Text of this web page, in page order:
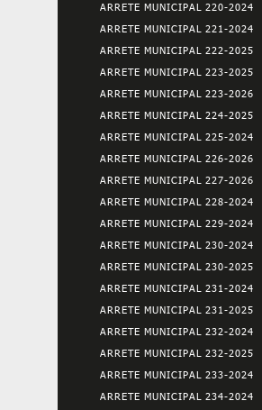
ARRETE MUNICIPAL 220-2024
ARRETE MUNICIPAL 221-2024
ARRETE MUNICIPAL 222-2025
ARRETE MUNICIPAL 223-2025
ARRETE MUNICIPAL 223-2026
ARRETE MUNICIPAL 224-2025
ARRETE MUNICIPAL 225-2024
ARRETE MUNICIPAL 226-2026
ARRETE MUNICIPAL 227-2026
ARRETE MUNICIPAL 228-2024
ARRETE MUNICIPAL 229-2024
ARRETE MUNICIPAL 230-2024
ARRETE MUNICIPAL 230-2025
ARRETE MUNICIPAL 231-2024
ARRETE MUNICIPAL 231-2025
ARRETE MUNICIPAL 232-2024
ARRETE MUNICIPAL 232-2025
ARRETE MUNICIPAL 233-2024
ARRETE MUNICIPAL 234-2024